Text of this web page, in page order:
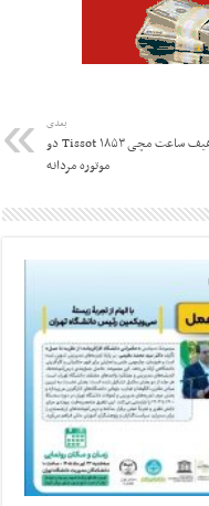
بعدی
۴۰درصد تخفیف ساعت مچی Tissot ۱۸۵۳ دو
موتوره مردانه